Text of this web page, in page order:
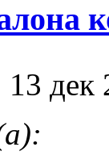
13 дек